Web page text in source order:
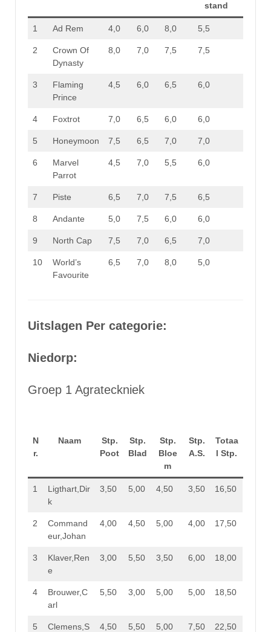
stand
1 Ad Rem 4,0 6,0 8,0 5,5
2
Crown Of
Dynasty
8,0 7,0 7,5 7,5
3
Flaming
Prince
4,5 6,0 6,5 6,0
4 Foxtrot 7,0 6,5 6,0 6,0
5 Honeymoon 7,5 6,5 7,0 7,0
6
Marvel
Parrot
4,5 7,0 5,5 6,0
7 Piste 6,5 7,0 7,5 6,5
8 Andante 5,0 7,5 6,0 6,0
9 North Cap 7,5 7,0 6,5 7,0
10
World’s
Favourite
6,5 7,0 8,0 5,0
Uitslagen Per categorie:
Niedorp:
Groep 1 Agrateckniek
N
r.
Naam
Stp.
Poot
Stp.
Blad
Stp.
Bloe
m
Stp.
A.S.
Totaa
l Stp.
1
Ligthart,Dir
k
3,50 5,00 4,50 3,50 16,50
2
Command
eur,Johan
4,00 4,50 5,00 4,00 17,50
3
Klaver,Ren
e
3,00 5,50 3,50 6,00 18,00
4
Brouwer,C
arl
5,50 3,00 5,00 5,00 18,50
5
Clemens,S
4,50 5,50 5,00 7,50 22,50